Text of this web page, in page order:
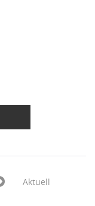
Aktuell